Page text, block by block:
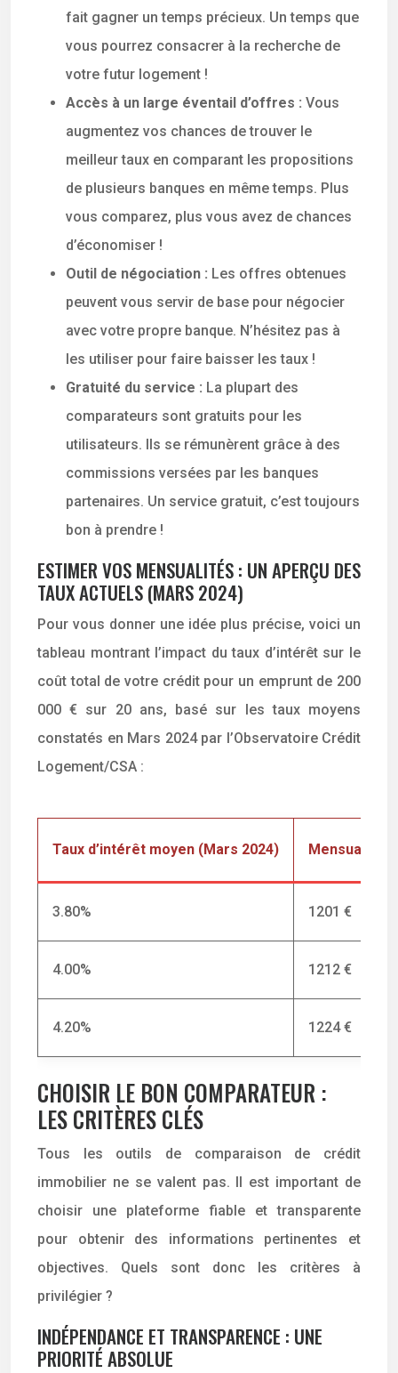
fait gagner un temps précieux. Un temps que
vous pourrez consacrer à la recherche de
votre futur logement !
Accès à un large éventail d’offres : Vous
augmentez vos chances de trouver le
meilleur taux en comparant les propositions
de plusieurs banques en même temps. Plus
vous comparez, plus vous avez de chances
d’économiser !
Outil de négociation : Les offres obtenues
peuvent vous servir de base pour négocier
avec votre propre banque. N’hésitez pas à
les utiliser pour faire baisser les taux !
Gratuité du service : La plupart des
comparateurs sont gratuits pour les
utilisateurs. Ils se rémunèrent grâce à des
commissions versées par les banques
partenaires. Un service gratuit, c’est toujours
bon à prendre !
ESTIMER VOS MENSUALITÉS : UN APERÇU DES
TAUX ACTUELS (MARS 2024)
Pour vous donner une idée plus précise, voici un
tableau montrant l’impact du taux d’intérêt sur le
coût total de votre crédit pour un emprunt de 200
000 € sur 20 ans, basé sur les taux moyens
constatés en Mars 2024 par l’Observatoire Crédit
Logement/CSA :
Taux d’intérêt moyen (Mars 2024) Mensualité
3.80% 1201 €
4.00% 1212 €
4.20% 1224 €
CHOISIR LE BON COMPARATEUR :
LES CRITÈRES CLÉS
Tous les outils de comparaison de crédit
immobilier ne se valent pas. Il est important de
choisir une plateforme fiable et transparente
pour obtenir des informations pertinentes et
objectives. Quels sont donc les critères à
privilégier ?
INDÉPENDANCE ET TRANSPARENCE : UNE
PRIORITÉ ABSOLUE